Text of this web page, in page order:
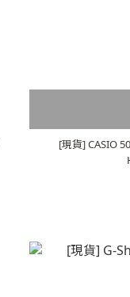
[現貨] CASIO